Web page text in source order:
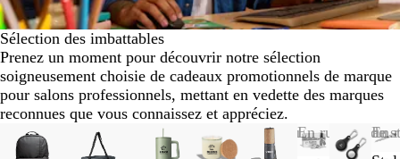
Sélection des imbattables
Prenez un moment pour découvrir notre sélection
soigneusement choisie de cadeaux promotionnels de marque
pour salons professionnels, mettant en vedette des marques
reconnues que vous connaissez et appréciez.
Nouvelles options
Nouveau NouveauEn rupture de
Nouveau
En
Diapositives